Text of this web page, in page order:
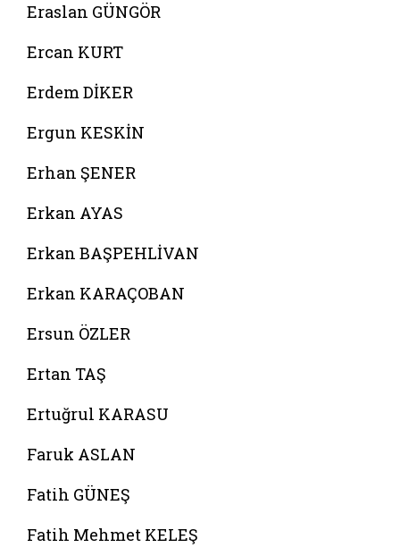
Eraslan GÜNGÖR
Ercan KURT
Erdem DİKER
Ergun KESKİN
Erhan ŞENER
Erkan AYAS
Erkan BAŞPEHLİVAN
Erkan KARAÇOBAN
Ersun ÖZLER
Ertan TAŞ
Ertuğrul KARASU
Faruk ASLAN
Fatih GÜNEŞ
Fatih Mehmet KELEŞ